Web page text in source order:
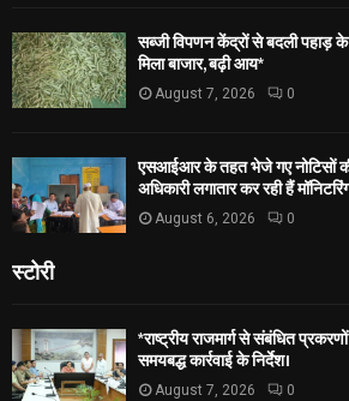
सब्जी विपणन केंद्रों से बदली पहाड़ के
मिला बाजार, बढ़ी आय*
August 7, 2026 0
एसआईआर के तहत भेजे गए नोटिसों की
अधिकारी लगातार कर रही हैं
August 6, 2026 0
स्टोरी
*राष्ट्रीय राजमार्ग से संबंधित
समयबद्ध कार्रवाई के निर्देश।
August 7, 2026 0